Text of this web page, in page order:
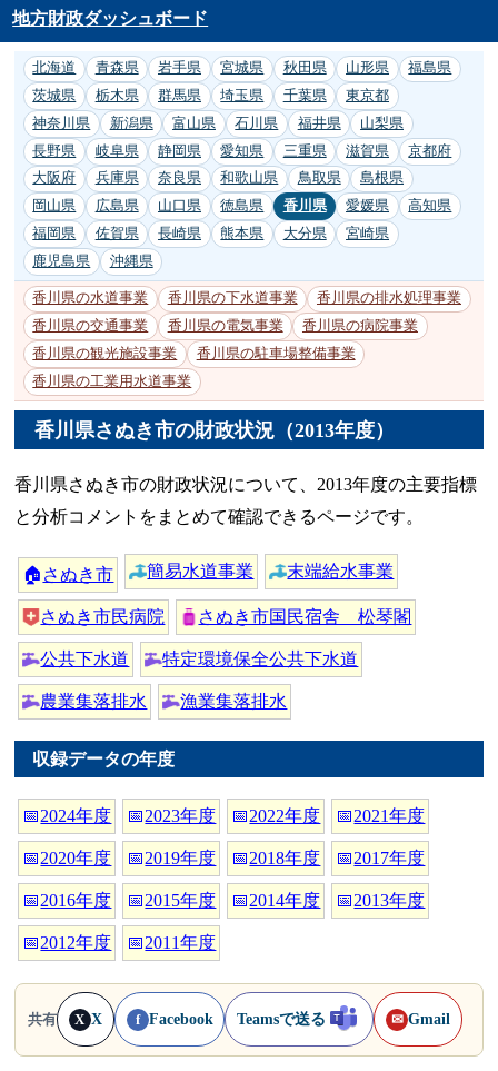
地方財政ダッシュボード
北海道 青森県 岩手県 宮城県 秋田県 山形県
福島県
茨城県
栃木県 群馬県 埼玉県 千葉県
東京都
神奈川県
新潟県 富山県 石川県 福井県
山梨県
長野県
岐阜県 静岡県 愛知県 三重県 滋賀県
京都府
大阪府
兵庫県 奈良県 和歌山県 鳥取県
島根県
岡山県
広島県 山口県 徳島県 香川県 愛媛県
高知県
福岡県
佐賀県 長崎県 熊本県 大分県
宮崎県
鹿児島県
沖縄県
香川県の水道事業 香川県の下水道事業
香川県の排水処理事業
香川県の交通事業
香川県の電気事業
香川県の病院事業
香川県の観光施設事業
香川県の駐車場整備事業
香川県の工業用水道事業
香川県さぬき市の財政状況（2013年度）
香川県さぬき市の財政状況について、2013年度の主要指標
と分析コメントをまとめて確認できるページです。
🏠 さぬき市 簡易水道事業 末端給水事業
さぬき市民病院 さぬき市国民宿舎 松琴閣
公共下水道 特定環境保全公共下水道
農業集落排水 漁業集落排水
収録データの年度
📅2024年度 📅2023年度 📅2022年度 📅2021年度
📅2020年度 📅2019年度 📅2018年度 📅2017年度
📅2016年度 📅2015年度 📅2014年度 📅2013年度
📅2012年度 📅2011年度
共有 X X f Facebook Teamsで送る ✉ Gmail